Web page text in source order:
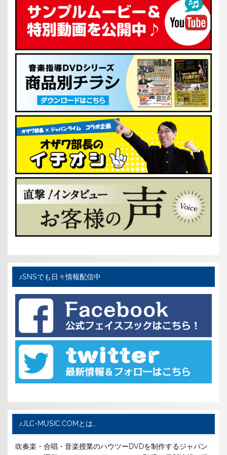
♪SNSでも日々情報配信中
♪JLC-MUSIC.COMとは…
吹奏楽・合唱・音楽授業のハウツーDVDを制作するジャパン